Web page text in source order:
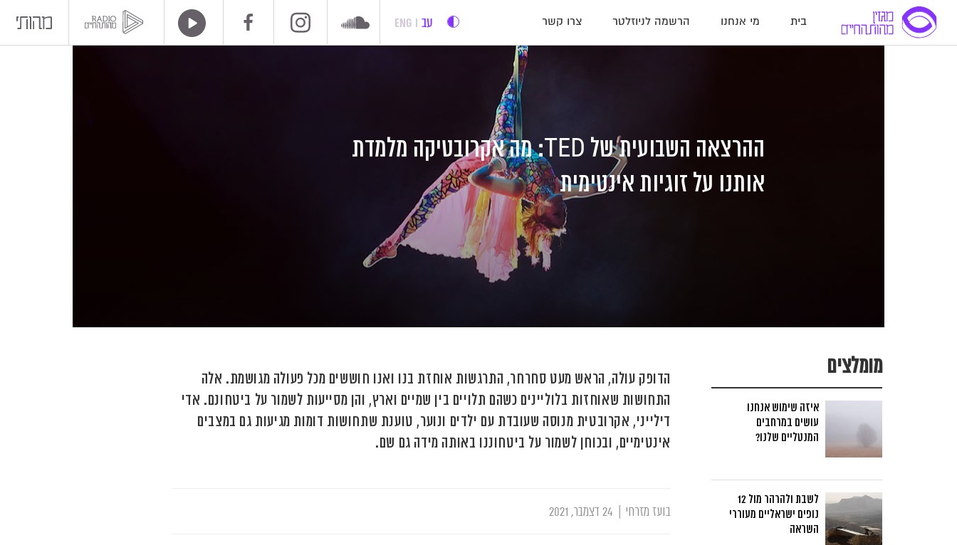
בית מי אנחנו הרשמה לניוזלטר צרו קשר עב ENG
ההרצאה השבועית של TED: מה אקרובטיקה מלמדת
אותנו על זוגיות אינטימית
הדופק עולה, הראש מעט סחרחר, התרגשות אוחזת בנו ואנו חוששים מכל פעולה מגושמת. אלה
התחושות שאוחזות בלוליינים כשהם תלויים בין שמיים וארץ, והן מסייעות לשמור על ביטחונם. אדי
דילייני, אקרובטית מנוסה שעובדת עם ילדים ונוער, טוענת שתחושות דומות מגיעות גם במצבים
אינטימיים, ובכוחן לשמור על ביטחוננו באותה מידה גם שם.
בועז מזרחי
מומלצים
איזה שימוש אנחנו
עושים במרחבים
המנטליים שלנו?
לשבת ולהרהר מול 12
נופים ישראליים מעוררי
השראה